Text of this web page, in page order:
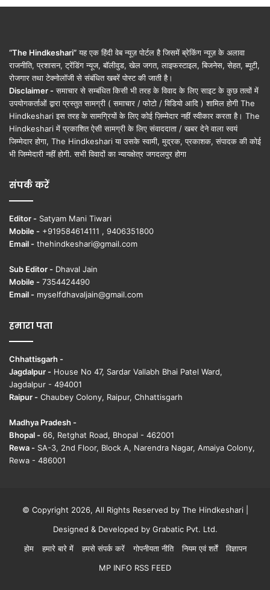
“The Hindkeshari”यह एक हिंदी वेब न्यूज़ पोर्टल है जिसमें ब्रेकिंग न्यूज़ के अलावा
राजनीति, प्रशासन, ट्रेंडिंग न्यूज, बॉलीवुड, खेल जगत, लाइफस्टाइल, बिजनेस, सेहत, ब्यूटी,
रोजगार तथा टेक्नोलॉजी से संबंधित खबरें पोस्ट की जाती है।
Disclaimer - समाचार से सम्बंधित किसी भी तरह के विवाद के लिए साइट के कुछ तत्वों में
उपयोगकर्ताओं द्वारा प्रस्तुत सामग्री ( समाचार / फोटो / विडियो आदि ) शामिल होगी The
Hindkeshari इस तरह के सामग्रियों के लिए कोई ज़िम्मेदार नहीं स्वीकार करता है। The
Hindkeshari में प्रकाशित ऐसी सामग्री के लिए संवाददाता / खबर देने वाला स्वयं
जिम्मेदार होगा, The Hindkeshari या उसके स्वामी, मुद्रक, प्रकाशक, संपादक की कोई
भी जिम्मेदारी नहीं होगी. सभी विवादों का न्यायक्षेत्र जगदलपुर होगा
संपर्क करें
Editor - Satyam Mani Tiwari
Mobile - +919584614111 , 9406351800
Email - thehindkeshari@gmail.com
Sub Editor - Dhaval Jain
Mobile - 7354424490
Email - myselfdhavaljain@gmail.com
हमारा पता
Chhattisgarh -
Jagdalpur - House No 47, Sardar Vallabh Bhai Patel Ward,
Jagdalpur - 494001
Raipur - Chaubey Colony, Raipur, Chhattisgarh
Madhya Pradesh -
Bhopal - 66, Retghat Road, Bhopal - 462001
Rewa - SA-3, 2nd Floor, Block A, Narendra Nagar, Amaiya Colony,
Rewa - 486001
© Copyright 2026, All Rights Reserved by The Hindkeshari |
Designed & Developed by Grabatic Pvt. Ltd.
होम
हमारे बारे में हमसे संपर्क करें गोपनीयता नीति नियम एवं शर्तें
विज्ञापन
MP INFO RSS FEED